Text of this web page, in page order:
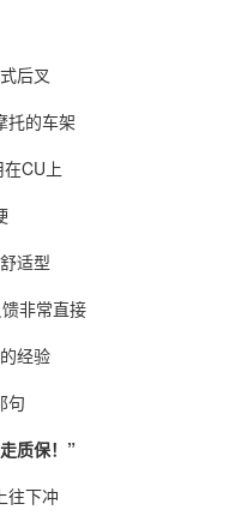
后叉
托的车架
CU上
适型
非常直接
经验
句
质保！ ”
往下冲